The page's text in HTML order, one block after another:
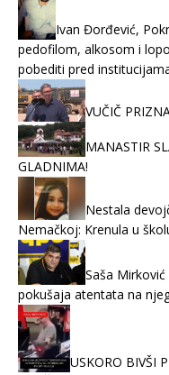
Ivan Đorđević,
pedofilom, alkosom i
pobediti pred
VUČIČ
MANASTIR
GLADNIMA!
Nestala
Nemačkoj: Krenula u
Saša
pokušaja atentata na
USKORO BIVŠI